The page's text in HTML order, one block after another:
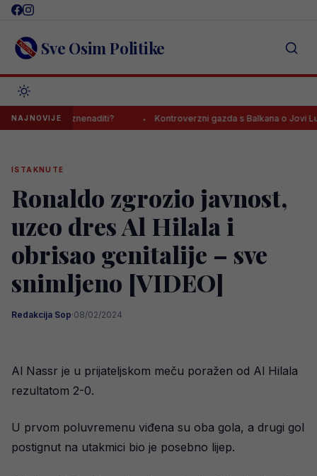
Skip
content Sve Osim Politike
NAJNOVIJE
mnoge iznenaditi? Kontroverzni gazda s Balkana o Jovi Lukiću:
ISTAKNUTE
Ronaldo zgrozio javnost,
uzeo dres Al Hilala i
obrisao genitalije – sve
snimljeno [VIDEO]
Redakcija Sop·08/02/2024
Al Nassr je u prijateljskom meču poražen od Al Hilala
rezultatom 2-0.
U prvom poluvremenu viđena su oba gola, a drugi gol
postignut na utakmici bio je posebno lijep.